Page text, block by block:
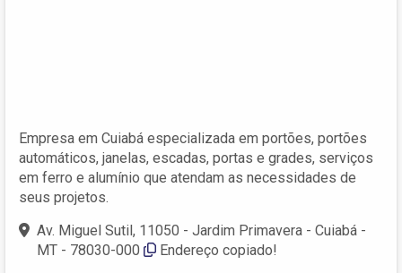
Empresa em Cuiabá especializada em portões, portões
automáticos, janelas, escadas, portas e grades, serviços
em ferro e alumínio que atendam as necessidades de
seus projetos.
Av. Miguel Sutil, 11050 - Jardim Primavera - Cuiabá -
MT - 78030-000
Endereço copiado!